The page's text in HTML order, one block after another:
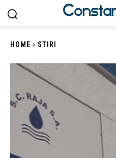
HOME STIRI